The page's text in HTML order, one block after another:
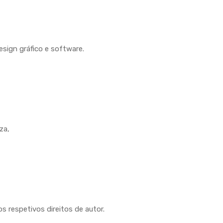
gráfico e software.
respetivos direitos de autor.